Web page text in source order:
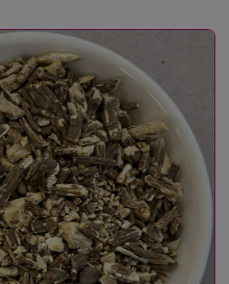
mágikus füstölőanyagot
energiák semlegesítésére,
és világosító hatását, és
friss illatát szinte
a tisztító hatása, elűzi a
rezgéssel tölti meg
sokszor még
szoba hőmérsékleten is
De leggyakrabban